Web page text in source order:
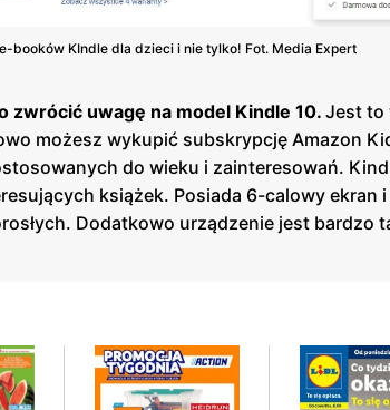
booków KIndle dla dzieci i nie tylko! Fot. Media Expert
zwrócić uwagę na model Kindle 10. Jest to
możesz wykupić subskrypcję Amazon
do wieku i zainteresowań.
książek. Posiada 6-calowy ekran
Dodatkowo urządzenie jest bardzo